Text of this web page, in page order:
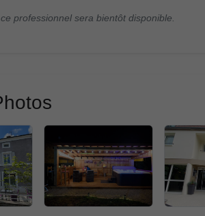
professionnel sera bientôt disponible.